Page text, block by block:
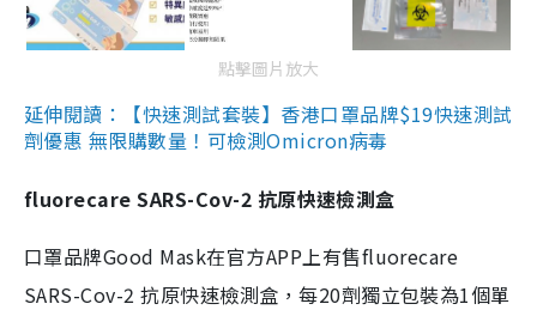
點擊圖片放大
延伸閱讀：【快速測試套裝】香港口罩品牌$19快速測試
劑優惠 無限購數量！可檢測Omicron病毒
fluorecare SARS-Cov-2 抗原快速檢測盒
口罩品牌Good Mask在官方APP上有售fluorecare
SARS-Cov-2 抗原快速檢測盒，每20劑獨立包裝為1個單